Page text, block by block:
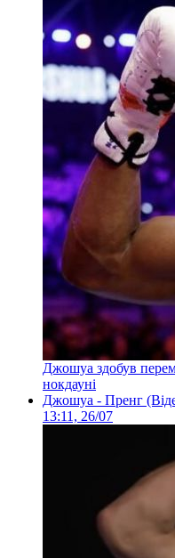
Джошуа здобув
нокдауні
Джошуа - Пренг
13:11, 26/07